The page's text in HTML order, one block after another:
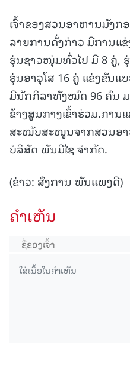
ເຈົ້າຂອງສວນອາຫານມັງ
ລາຍການດັ່ງກ່າວ ມີການແ
ຮຸ່ນຊາວໜຸ່ມທົ່ວໄປ ມີ 8 ຄູ່,
ຮຸ່ນອາວຸໂສ 16 ຄູ່ ແຂ່ງຂັນແ
ມີນັກກິລາທັງໝົດ 96 ຄົນ
ຂ້າງສູນກາງເຂົ້າຮ່ວມ.ການ
ສະໜັບສະໜູນຈາກສວນອ
ບໍລິສັດ ພັນມີໄຊ ຈໍາກັດ.
(ຂ່າວ: ສົງການ ພັນແພງດີ)
ຄໍາເຫັນ